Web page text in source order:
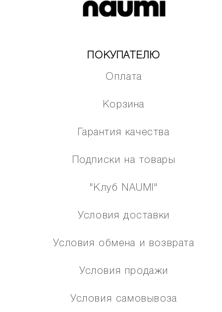
ПОКУПАТЕЛЮ
Оплата
Корзина
Гарантия качества
Подписки на товары
"Клуб NAUMI"
Условия доставки
Условия обмена и возврата
Условия продажи
Условия самовывоза